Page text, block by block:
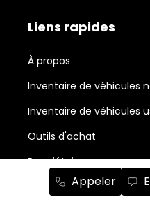
Appeler
Liens rapides
À propos
Inventaire de véhicules
Inventaire de véhicules
Outils d'achat
Propriétaires
Nouvelles et actualité